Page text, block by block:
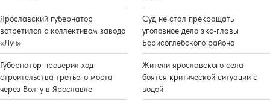
Ярославский губернатор
встретился с коллективом завода
«Луч»
Губернатор проверил ход
строительства третьего моста
через Волгу в Ярославле
Суд не стал прекращать
уголовное дело экс-главы
Борисоглебского района
Жители ярославского села
боятся критической ситуации с
водой